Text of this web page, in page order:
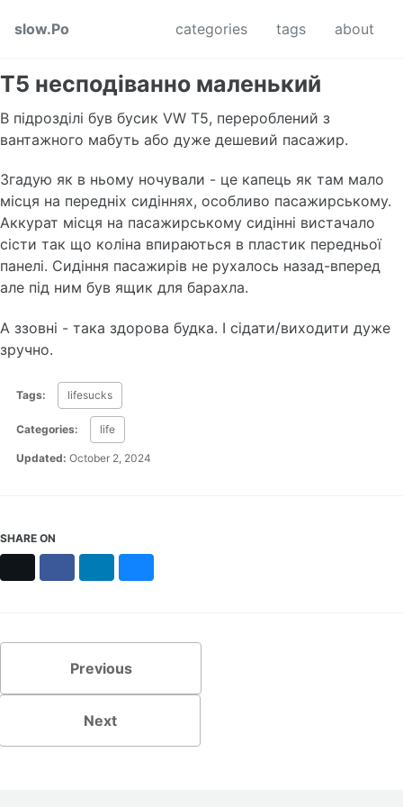
slow.Po
categories tags about
T5 несподіванно маленький
В підрозділі був бусик VW Т5, перероблений з
вантажного мабуть або дуже дешевий пасажир.
Згадую як в ньому ночували - це капець як там мало
місця на передніх сидіннях, особливо пасажирському.
Аккурат місця на пасажирському сидінні вистачало
сісти так що коліна впираються в пластик передньої
панелі. Сидіння пасажирів не рухалось назад-вперед
але під ним був ящик для барахла.
А ззовні - така здорова будка. І сідати/виходити дуже
зручно.
Tags: lifesucks
Categories: life
Updated: October 2, 2024
SHARE ON
Previous
Next